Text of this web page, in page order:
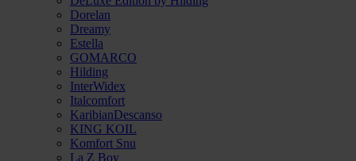
Dorelan
Dreamy
Estella
GOMARCO
Hilding
InterWidex
Italcomfort
KaribianDescanso
KING KOIL
Komfort Snu
La Z Boy